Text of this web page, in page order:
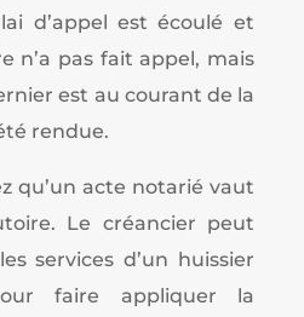
d’appel est écoulé et
n’a pas fait appel, mais
est au courant de la
rendue.
acte notarié vaut
Le créancier peut
services d’un huissier
faire appliquer la